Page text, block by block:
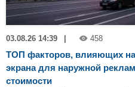
03.08.26 14:39 458
ТОП факторов, влияющих на
экрана для наружной
стоимости